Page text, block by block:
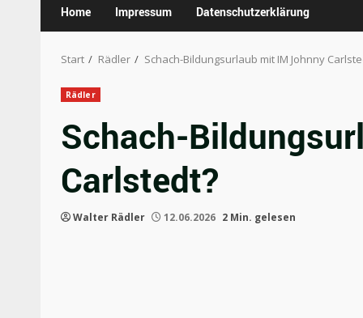
Home Impressum Datenschutzerklärung
Start Rädler Schach-Bildungsurlaub mit IM Johnny
Rädler
Schach-
Carlstedt?
Walter Rädler 12.06.2026 2 Min. gelesen